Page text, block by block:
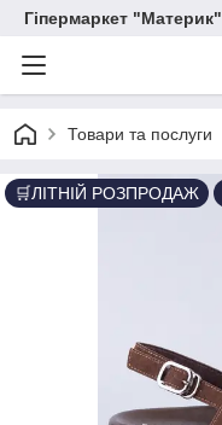
Гіпермаркет "Материк"
Товари та послуги
🛒ЛІТНІЙ РОЗПРОДАЖ